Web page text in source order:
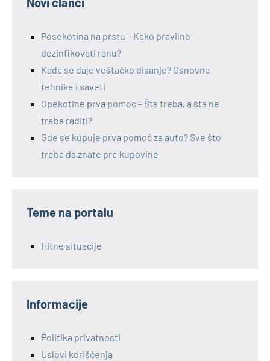
Posekotina na prstu – Kako pravilno
dezinfikovati ranu?
Kada se daje veštačko disanje? Osnovne
tehnike i saveti
Opekotine prva pomoć – Šta treba, a šta ne
treba raditi?
Gde se kupuje prva pomoć za auto? Sve što
treba da znate pre kupovine
Teme na portalu
Hitne situacije
Informacije
Politika privatnosti
Uslovi korišćenja